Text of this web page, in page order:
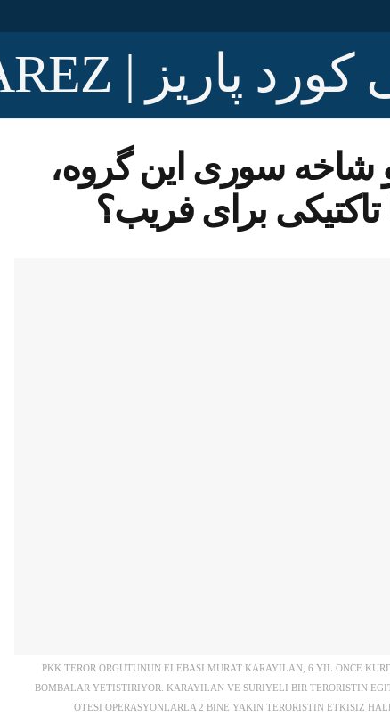
سوری این گروه،
تاکتیکی برای فریب؟
PKK TEROR ORGUTUNUN ELEBASI MURAT KARAYILAN, 6 YIL ONCE
BOMBALAR YETISTIRIYOR. KARAYILAN VE SURIYELI BIR TERORISTIN
OTESI OPERASYONLARLA 2 BINE YAKIN TERORISTIN ETKISIZ